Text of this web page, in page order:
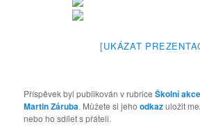
[UKÁZAT
Příspěvek byl publikován v rubriceŠkolní akce
Martin Záruba. Můžete si jehoodkazuložit
nebo ho sdílet s přáteli.